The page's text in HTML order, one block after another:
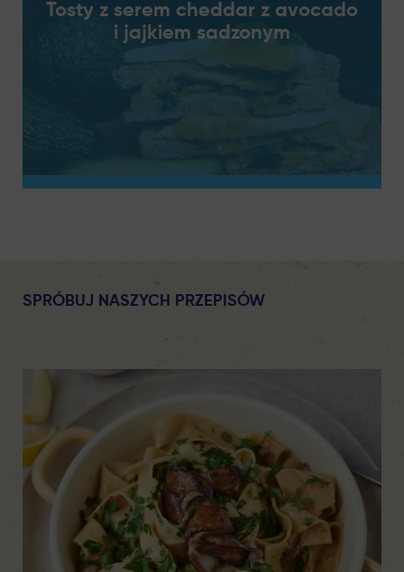
Tosty z serem cheddar z avocado
i jajkiem sadzonym
SPRÓBUJ NASZYCH PRZEPISÓW